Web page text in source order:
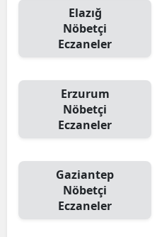
Elazığ
Nöbetçi
Eczaneler
Erzurum
Nöbetçi
Eczaneler
Gaziantep
Nöbetçi
Eczaneler